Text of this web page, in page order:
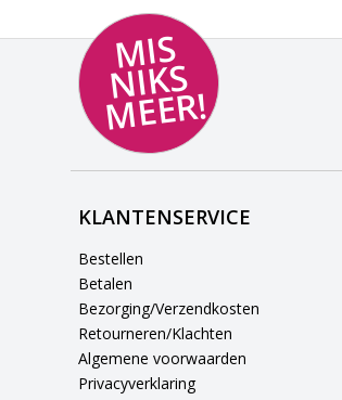
MI
S
NI
K
S
M
E
E
R!
KLANTENSERVICE
Bestellen
Betalen
Bezorging/Verzendkosten
Retourneren/Klachten
Algemene voorwaarden
Privacyverklaring